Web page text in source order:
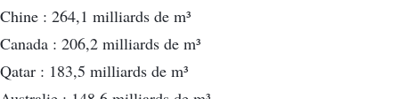
Chine : 264,1 milliards de m³
Canada : 206,2 milliards de m³
Qatar : 183,5 milliards de m³